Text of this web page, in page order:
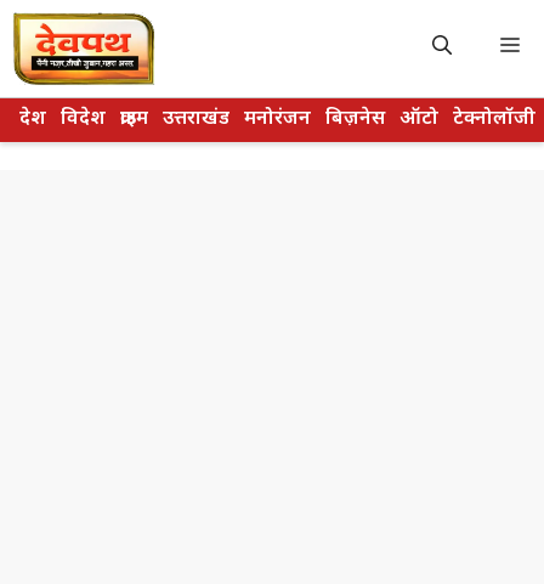
Skip
to
content
देश विदेश क्राइम उत्तराखंड मनोरंजन बिज़नेस ऑटो टेक्नोलॉजी